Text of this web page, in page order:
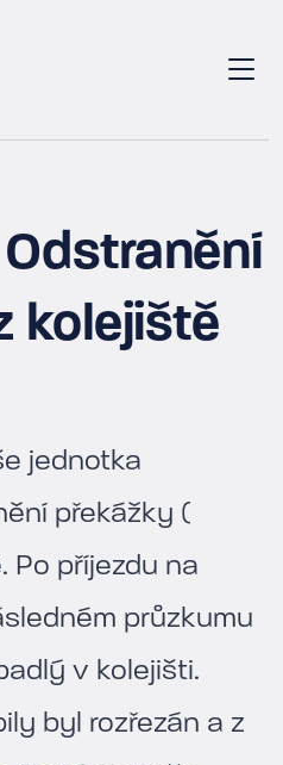
kolejiště
jednotka
překážky (
Po příjezdu na
průzkumu
v kolejišti.
byl rozřezán a z